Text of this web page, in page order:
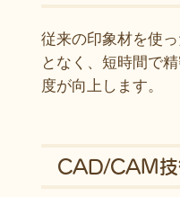
従来の印象材を使
となく、短時間で
度が向上します。
CAD/CAM技